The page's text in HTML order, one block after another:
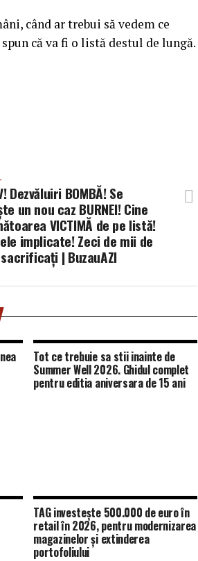
când ar trebui să vedem ce
că va fi o listă destul de lungă.
Dezvăluiri BOMBĂ! Se
un nou caz BURNEI! Cine
VICTIMĂ de pe listă!
implicate! Zeci de mii de
| BuzauAZI
Tot ce trebuie sa stii inainte de
Summer Well 2026. Ghidul complet
pentru editia aniversara de 15 ani
TAG investește 500.000 de euro în
retail în 2026, pentru modernizarea
magazinelor și extinderea
portofoliului